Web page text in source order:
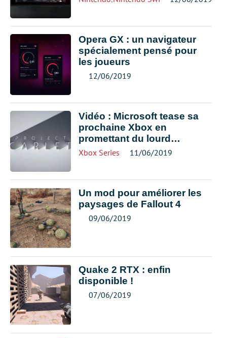
Opera GX : un navigateur
spécialement pensé pour
les joueurs
12/06/2019
Vidéo : Microsoft tease sa
prochaine Xbox en
promettant du lourd…
Xbox Series 11/06/2019
Un mod pour améliorer les
paysages de Fallout 4
09/06/2019
Quake 2 RTX : enfin
disponible !
07/06/2019